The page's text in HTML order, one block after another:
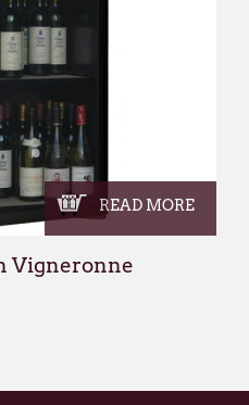
READ MORE
Vigneronne